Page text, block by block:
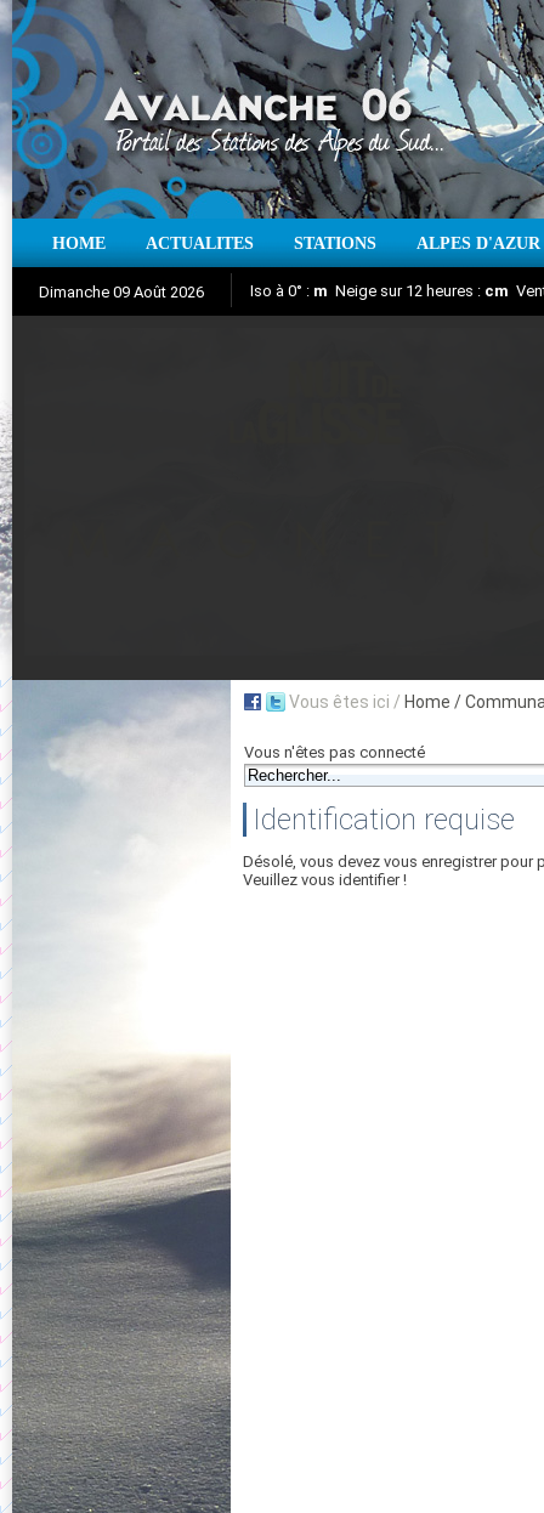
HOME ACTUALITES STATIONS ALPES D'AZUR
Dimanche 09 Août 2026 Iso à 0° : m Neige sur 12 heures : cm
Vous êtes ici / Home /
Vous n'êtes pas connecté
Identification requise
Désolé, vous devez vous enregistrer pour
Veuillez vous identifier !